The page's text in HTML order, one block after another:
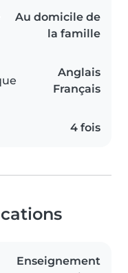
Au domicile de
la famille
Anglais
Français
4 fois
Enseignement